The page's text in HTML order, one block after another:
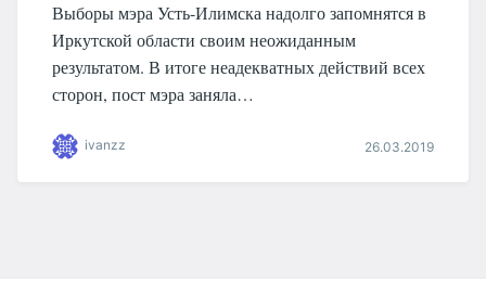
Выборы мэра Усть-Илимска надолго запомнятся в
Иркутской области своим неожиданным
результатом. В итоге неадекватных действий всех
сторон, пост мэра заняла…
ivanzz 26.03.2019